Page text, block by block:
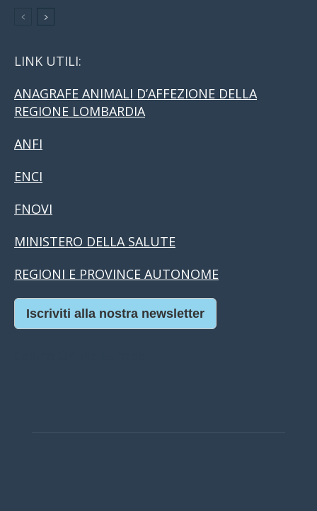
LINK UTILI:
ANAGRAFE ANIMALI D’AFFEZIONE DELLA
REGIONE LOMBARDIA
ANFI
ENCI
FNOVI
MINISTERO DELLA SALUTE
REGIONI E PROVINCE AUTONOME
Iscriviti alla nostra newsletter